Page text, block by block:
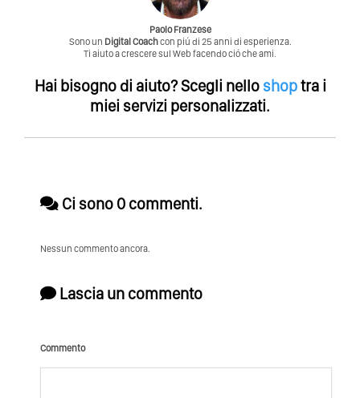
Paolo Franzese
Sono un Digital Coachcon piú di 25 anni di esperienza.
Ti aiuto a crescere sul Web facendo ció che ami.
Hai bisogno di aiuto?Scegli nello shoptra i
miei servizi personalizzati.
Ci sono 0 commenti.
Nessun commento ancora.
Lascia un commento
Commento